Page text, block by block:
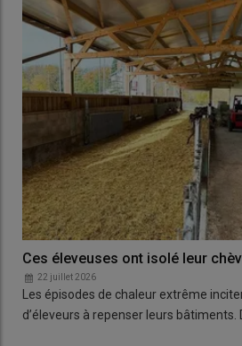
Ces éleveuses ont isolé leur
22 juillet 2026
Les épisodes de chaleur extrême
d’éleveurs à repenser leurs bâtiments.